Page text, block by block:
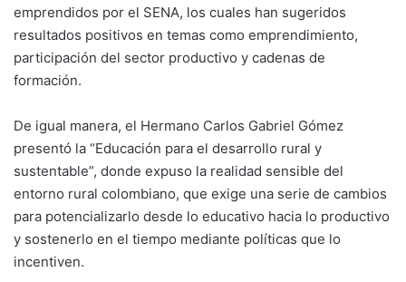
emprendidos por el SENA, los cuales han sugeridos
resultados positivos en temas como emprendimiento,
participación del sector productivo y cadenas de
formación.
De igual manera, el Hermano Carlos Gabriel Gómez
presentó la “Educación para el desarrollo rural y
sustentable”, donde expuso la realidad sensible del
entorno rural colombiano, que exige una serie de cambios
para potencializarlo desde lo educativo hacia lo productivo
y sostenerlo en el tiempo mediante políticas que lo
incentiven.